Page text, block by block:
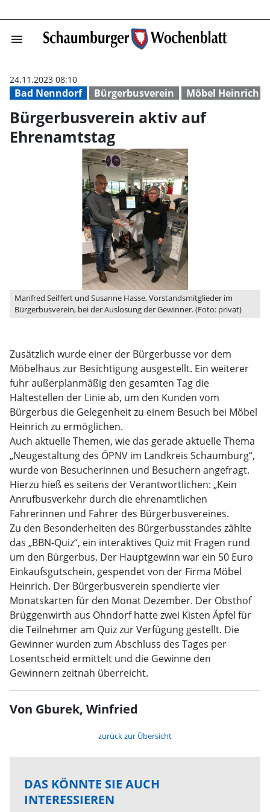
menu
Bad Nenndorf Bürgerbusverein Möbel Heinrich
24.11.2023 08:10
Bürgerbusverein aktiv auf
Ehrenamtstag
Manfred Seiffert und Susanne Hasse, Vorstandsmitglieder im
Bürgerbusverein, bei der Auslosung der Gewinner. (Foto: privat)
Zusätzlich wurde einer der Bürgerbusse vor dem
Möbelhaus zur Besichtigung ausgestellt. Ein weiterer
fuhr außerplanmäßig den gesamten Tag die
Haltestellen der Linie ab, um den Kunden vom
Bürgerbus die Gelegenheit zu einem Besuch bei Möbel
Heinrich zu ermöglichen.
Auch aktuelle Themen, wie das gerade aktuelle Thema
„Neugestaltung des ÖPNV im Landkreis Schaumburg“,
wurde von Besucherinnen und Besuchern angefragt.
Hierzu hieß es seitens der Verantwortlichen: „Kein
Anrufbusverkehr durch die ehrenamtlichen
Fahrerinnen und Fahrer des Bürgerbusvereines.
Zu den Besonderheiten des Bürgerbusstandes zählte
das „BBN-Quiz“, ein interaktives Quiz mit Fragen rund
um den Bürgerbus. Der Hauptgewinn war ein 50 Euro
Einkaufsgutschein, gespendet von der Firma Möbel
Heinrich. Der Bürgerbusverein spendierte vier
Monatskarten für den Monat Dezember. Der Obsthof
Brüggenwirth aus Ohndorf hatte zwei Kisten Äpfel für
die Teilnehmer am Quiz zur Verfügung gestellt. Die
Gewinner wurden zum Abschluss des Tages per
Losentscheid ermittelt und die Gewinne den
Gewinnern zeitnah überreicht.
Von Gburek, Winfried
zurück zur Übersicht
DAS KÖNNTE SIE AUCH
INTERESSIEREN